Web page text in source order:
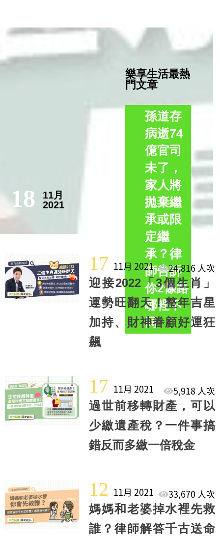
樂享生活最熱
門文章
孫道存
病逝74
億官司
未了，
家人將
拋棄繼
承或限
定繼
承？律
師告訴
你2條路
哪裡不
同
18
11月
2021
17 11月 2021
24,816 人次
迎接2022「3個生肖」
運勢旺翻天！整年吉星
加持、財神眷顧好運狂
飆
17 11月 2021
5,918 人次
過世前移轉財產，可以
少繳遺產稅？一件事搞
錯反而多繳一倍稅金
12 11月 2021
33,670 人次
媽媽和老婆掉水裡先救
誰？律師解答千古送命